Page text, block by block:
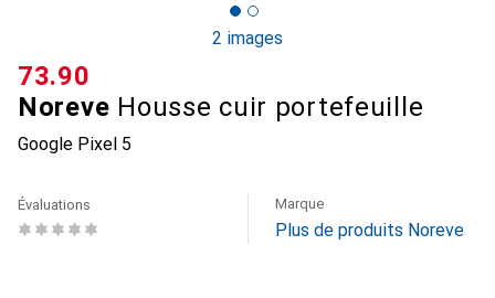
2 images
Noreve Housse cuir portefeuille
Google Pixel 5
CHF
73.90
Évaluations Marque
Plus de produits Noreve